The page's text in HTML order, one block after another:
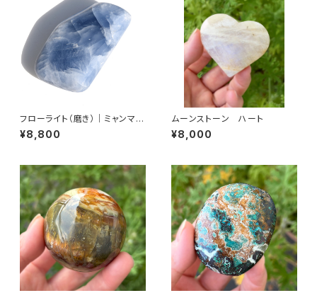
フローライト（磨き）｜ミャンマー
産
¥8,800
ムーンストーン ハート
¥8,000